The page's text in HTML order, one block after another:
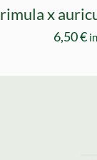
x
6,50€